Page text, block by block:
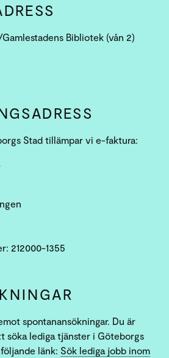
Bibliotek (vån 2)
Stad tillämpar vi e-faktura:
212000-1355
spontanansökningar. Du är
söka lediga tjänster i Göteborgs
länk: Sök lediga jobb inom